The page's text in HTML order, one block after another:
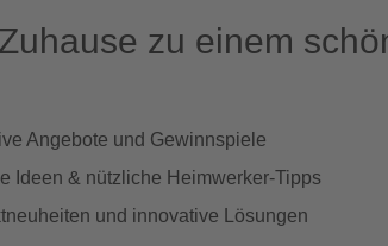
zu einem
Angebote und Gewinnspiele
Ideen & nützliche Heimwerker-Tipps
und innovative Lösungen